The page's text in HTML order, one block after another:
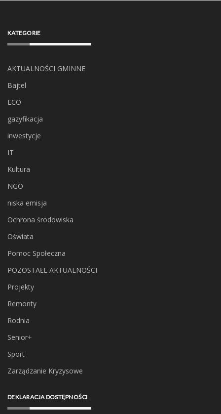
KATEGORIE
AKTUALNOŚCI GMINNE
Bajtel
ECO
gazyfikacja
inwestycje
IT
Kultura
NGO
niska emisja
Ochrona środowiska
Oświata
Pomoc Społeczna
POZOSTAŁE AKTUALNOŚCI
Projekty
Remonty
Rodnia
Senior+
Sport
Zarządzanie Kryzysowe
DEKLARACJA DOSTĘPNOŚCI